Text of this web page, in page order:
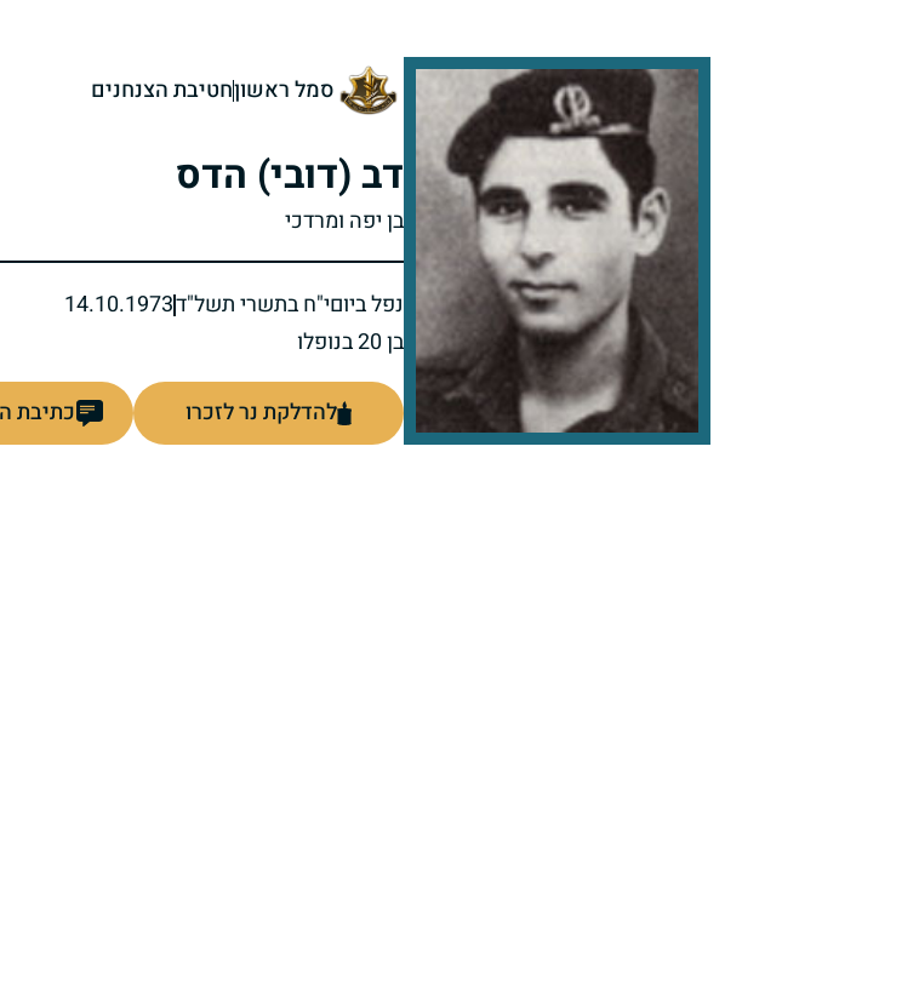
סמל ראשוןחטיבת הצנחנים
דב (דובי) הדס
בן יפה ומרדכי
נפל ביוםי"ח בתשרי תשל"ד14.10.1973
בן 20 בנופלו
להדלקת נר לזכרו כתיבת